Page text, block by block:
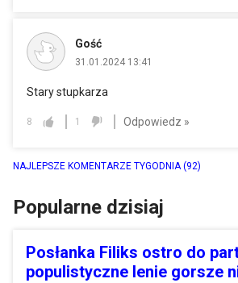
Gość
31.01.2024 13:41
Stary stupkarza
8 1 Odpowiedz »
NAJLEPSZE KOMENTARZE TYGODNIA(92)
Popularne dzisiaj
Posłanka Filiks ostro do
populistyczne lenie gorsze